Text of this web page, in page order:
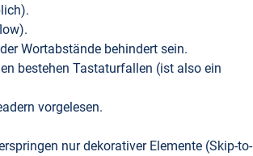
Wortabstände behindert sein.
bestehen Tastaturfallen (ist also ein
vorgelesen.
nur dekorativer Elemente (Skip-to-